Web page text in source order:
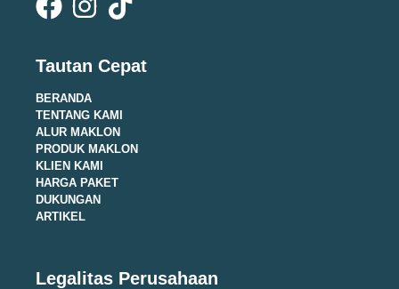
Tautan Cepat
BERANDA
TENTANG KAMI
ALUR MAKLON
PRODUK MAKLON
KLIEN KAMI
HARGA PAKET
DUKUNGAN
ARTIKEL
Legalitas Perusahaan